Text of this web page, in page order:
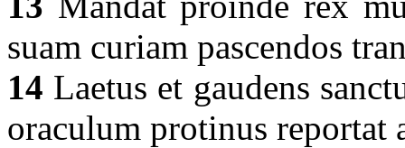
suam curiam pascendos
14 Laetus et gaudens
oraculum protinus reportat